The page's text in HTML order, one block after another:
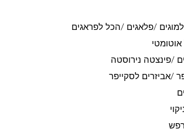
/פלאגים /הכל לפראגים
/פינצטה נירוסטה
/אביזרים לסקייפר